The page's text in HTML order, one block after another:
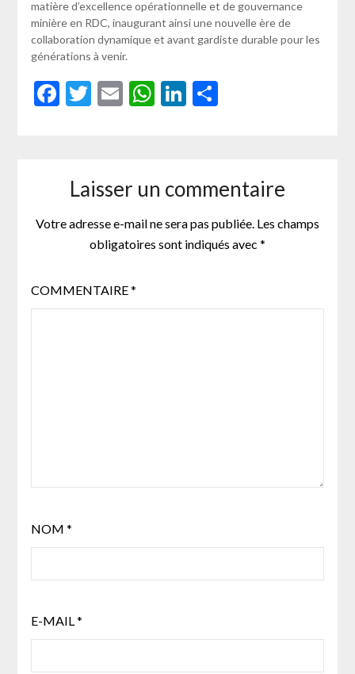
matière d’excellence opérationnelle et de gouvernance
minière en RDC, inaugurant ainsi une nouvelle ère de
collaboration dynamique et avant gardiste durable pour les
générations à venir.
Facebook
Twitter
EmailWhatsApp
LinkedIn
Partager
Laisser un commentaire
Votre adresse e-mail ne sera pas publiée. Les champs
obligatoires sont indiqués avec *
COMMENTAIRE*
NOM *
E-MAIL *